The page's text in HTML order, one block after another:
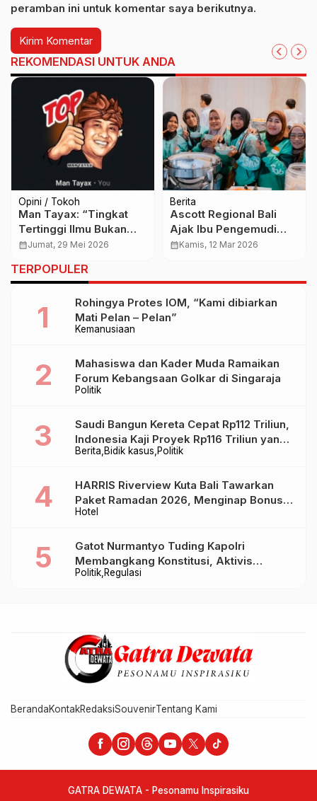
peramban ini untuk komentar saya berikutnya.
REKOMENDASI UNTUK ANDA
Opini / Tokoh
Man Tayax: “Tingkat
Tertinggi Ilmu Bukan
Pintar, Melainkan
calendar_monthJumat, 29 Mei 2026
Berita
Ascott Regional Bali
Ajak Ibu Pengemudi
Ojol Berbuka Puasa
Perempuan di Jalanan
calendar_monthKamis, 12 Mar 2026
TERPOPULER
Kemanusiaan
Rohingya Protes IOM, “Kami dibiarkan
Mati Pelan – Pelan”
Politik
Mahasiswa dan Kader Muda Ramaikan
Forum Kebangsaan Golkar di Singaraja
Berita Bidik kasus Politik
Saudi Bangun Kereta Cepat Rp112 Triliun,
Indonesia Kaji Proyek Rp116 Triliun yang
Baru Sampai Bandung
Hotel
HARRIS Riverview Kuta Bali Tawarkan
Paket Ramadan 2026, Menginap Bonus
Takjil hingga Bukber Mulai Rp88.888
Politik Regulasi
Gatot Nurmantyo Tuding Kapolri
Membangkang Konstitusi, Aktivis
Tegaskan Polri Tak Punya Sejarah
BerandaKontakRedaksiSouvenirTentang Kami
GATRA DEWATA - Pesonamu Inspirasiku